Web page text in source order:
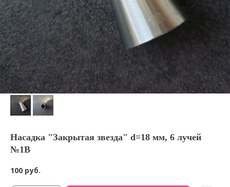
Насадка "Закрытая звезда" d=18 мм, 6 лучей
№1B
100 руб.